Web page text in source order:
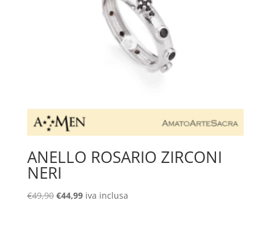
ANELLO ROSARIO ZIRCONI
NERI
€49,90 Il
€44,99Iliva inclusa